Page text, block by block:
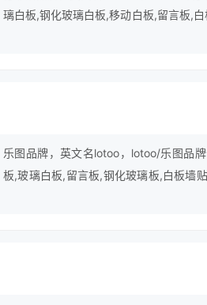
璃白板,钢化玻璃白板,移动白板,留言板,
乐图品牌，英文名lotoo，lotoo/乐图品
板,玻璃白板,留言板,钢化玻璃板,白板墙